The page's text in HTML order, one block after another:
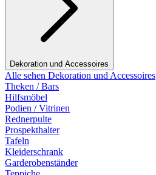
Dekoration und Accessoires
Alle sehen Dekoration und Accessoires
Theken / Bars
Hilfsmöbel
Podien / Vitrinen
Rednerpulte
Prospekthalter
Tafeln
Kleiderschrank
Garderobenständer